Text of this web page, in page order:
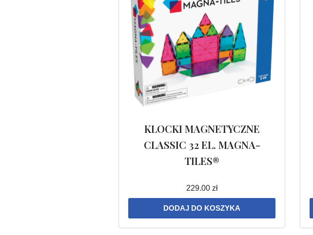
KLOCKI MAGNETYCZNE
CLASSIC 32 EL. MAGNA-
TILES®
229.00 zł
DODAJ DO KOSZYKA